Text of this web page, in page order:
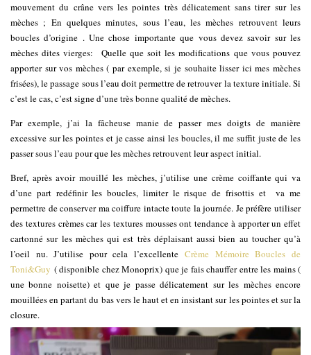
mouvement du crâne vers les pointes très délicatement sans tirer sur les
mèches ; En quelques minutes, sous l’eau, les mèches retrouvent leurs
boucles d’origine . Une chose importante que vous devez savoir sur les
mèches dites vierges: Quelle que soit les modifications que vous pouvez
apporter sur vos mèches ( par exemple, si je souhaite lisser ici mes mèches
frisées), le passage sous l’eau doit permettre de retrouver la texture initiale. Si
c’est le cas, c’est signe d’une très bonne qualité de mèches.
Par exemple, j’ai la fâcheuse manie de passer mes doigts de manière
excessive sur les pointes et je casse ainsi les boucles, il me suffit juste de les
passer sous l’eau pour que les mèches retrouvent leur aspect initial.
Bref, après avoir mouillé les mèches, j’utilise une crème coiffante qui va
d’une part redéfinir les boucles, limiter le risque de frisottis et va me
permettre de conserver ma coiffure intacte toute la journée. Je préfère utiliser
des textures crèmes car les textures mousses ont tendance à apporter un effet
cartonné sur les mèches qui est très déplaisant aussi bien au toucher qu’à
l’oeil nu. J’utilise pour cela l’excellenteCrème Mémoire Boucles de
Toni&Guy ( disponible chez Monoprix) que je fais chauffer entre les mains (
une bonne noisette) et que je passe délicatement sur les mèches encore
mouillées en partant du bas vers le haut et en insistant sur les pointes et sur la
closure.